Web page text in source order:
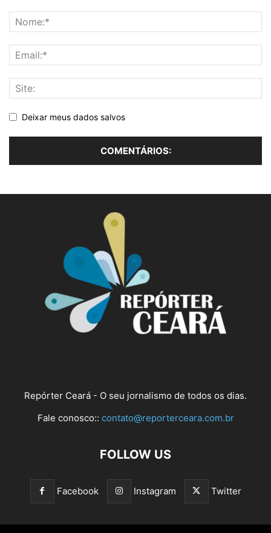
Deixar meus dados salvos
Repórter Ceará - O seu jornalismo de todos os dias.
Fale conosco:: contato@reporterceara.com.br
FOLLOW US
Facebook Instagram Twitter